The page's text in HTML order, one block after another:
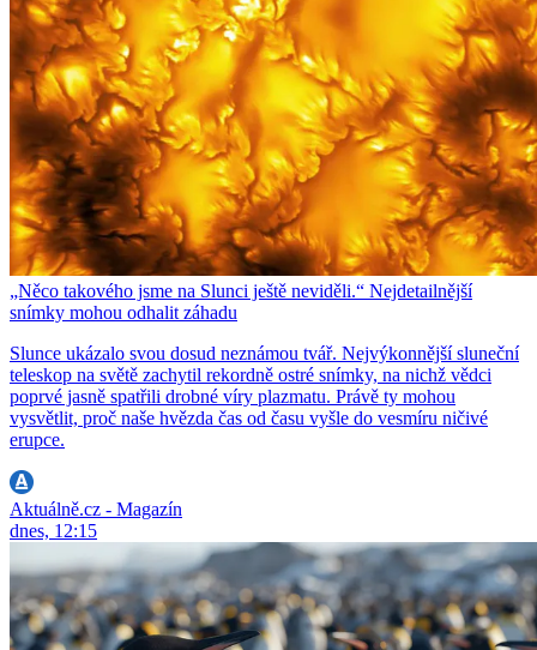
„Něco takového jsme na Slunci ještě neviděli.“ Nejdetailnější
snímky mohou odhalit záhadu
Slunce ukázalo svou dosud neznámou tvář. Nejvýkonnější sluneční
teleskop na světě zachytil rekordně ostré snímky, na nichž vědci
poprvé jasně spatřili drobné víry plazmatu. Právě ty mohou
vysvětlit, proč naše hvězda čas od času vyšle do vesmíru ničivé
erupce.
Aktuálně.cz - Magazín
dnes, 12:15